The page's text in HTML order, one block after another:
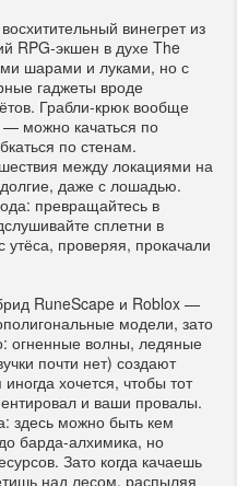
винегрет из
RPG-экшен в духе The
шарами и луками, но с
гаджеты вроде
Грабли-крюк вообще
можно качаться по
по стенам.
между локациями на
даже с лошадью.
превращайтесь в
сплетни в
утёса, проверяя, прокачали
RuneScape и Roblox —
модели, зато
огненные волны, ледяные
почти нет) создают
хочется, чтобы тот
и ваши провалы.
здесь можно быть кем
барда-алхимика, но
Зато когда качаешь
над лесом, распыляя